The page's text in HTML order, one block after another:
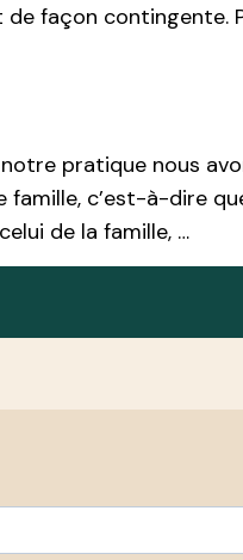
de façon contingente.
pratique nous
famille, c’est-à-dire
de la famille, …